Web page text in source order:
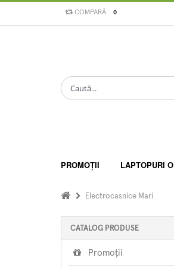
COMPARĂ 0
PROMOȚII LAPTOPURI
Electrocasnice Mari
CATALOG PRODUSE
Promoții